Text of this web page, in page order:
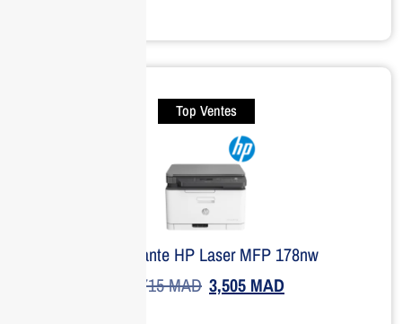
Top Ventes
Imprimante HP Laser MFP 178nw
4,715MAD 3,505 MAD